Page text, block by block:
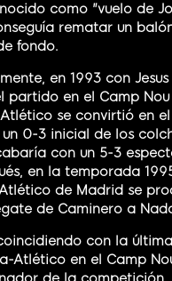
como "vuelo de
rematar un
fondo.
en 1993 con
partido en el Camp
se convirtió en
0-3 inicial de los
con un 5-3
en la temporada
de Madrid se
de Caminero a
con la
Atlético en el Camp